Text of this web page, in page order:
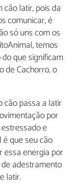
latir, pois da
comunicar, é
só uns com os
temos
que significam
de Cachorro, o
cão passa a latir
por
e
que seu cão
essa energia por
adestramento
latir.